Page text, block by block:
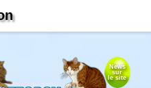
News
sur
le site